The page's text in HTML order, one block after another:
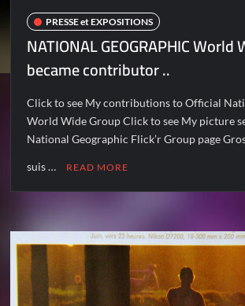
PRESSE et EXPOSITIONS
NATIONAL GEOGRAPHIC World
became contributor ..
Click to see My contributions to Official
World Wide Group Click to see My picture
National Geographic Flick’r Group page
suis … READ MORE